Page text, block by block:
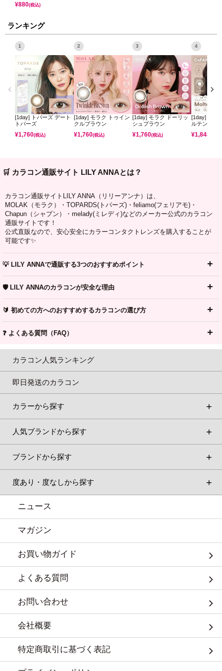
¥880(税込)
ランキング
1
[1day] トパーズ デート
トパーズ
¥1,760(税込)
2
[1day] モラク トゥイン
クルブラウン
¥1,760(税込)
3
[1day] モラク ドーリッ
シュブラウン
¥1,760(税込)
4
[1day] コフ
ルテンパフ
¥1,848
🛒 カラコン通販サイト LILY ANNAとは？
カラコン通販サイトLILY ANNA（リリーアンナ）は、
MOLAK（モラク）・TOPARDS(トパーズ)・feliamo(フェリアモ)・
Chapun（シャプン）・melady(ミレディ)などのメーカー公式のカラコン
通販サイトです！
公式直販なので、安心安全にカラーコンタクトレンズを購入することが
可能です✨
💡 LILY ANNAで通販する3つのおすすめポイント
🛡️ LILY ANNAのカラコンが安全な理由
🔰 初めての方へのおすすめするカラコンの選び方
❓ よくある質問（FAQ）
カラコン人気ランキング
即日発送のカラコン
カラーから探す
人気ブランドから探す
ブランドから探す
度あり・度なしから探す
ニュース
マガジン
お買い物ガイド
よくある質問
お問い合わせ
会社概要
特定商取引に基づく表記